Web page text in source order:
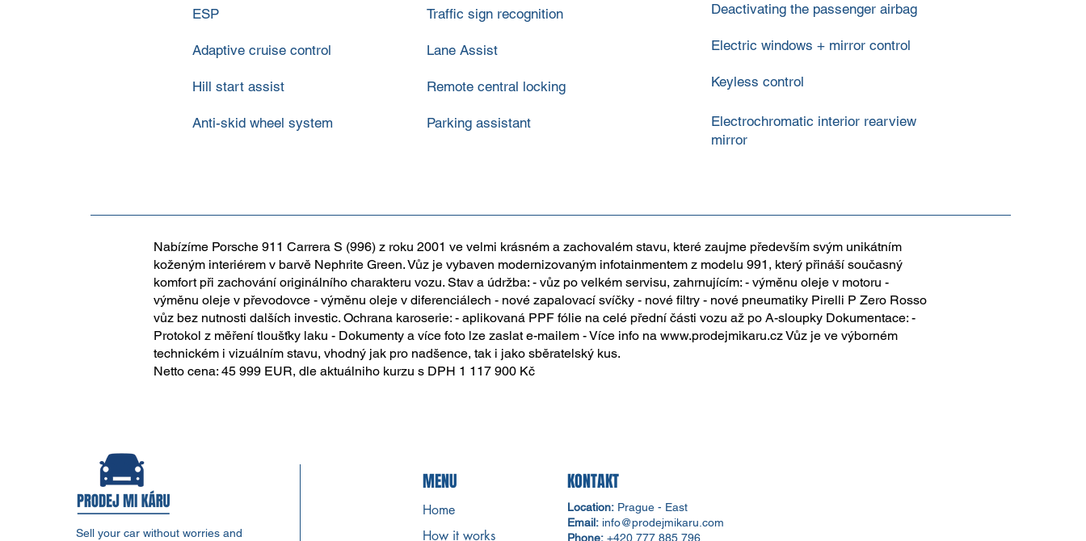
ESP Traffic sign recognition
Adaptive cruise control Lane Assist
Hill start assist Remote central locking
Anti-skid wheel system Parking assistant
Deactivating the passenger airbag
Electric windows + mirror control
Keyless control
Electrochromatic interior rearview
mirror
Nabízíme Porsche 911 Carrera S (996) z roku 2001 ve velmi krásném a zachovalém stavu, které zaujme především svým unikátním
koženým interiérem v barvě Nephrite Green. Vůz je vybaven modernizovaným infotainmentem z modelu 991, který přináší současný
komfort při zachování originálního charakteru vozu. Stav a údržba: - vůz po velkém servisu, zahrnujícím: - výměnu oleje v motoru -
výměnu oleje v převodovce - výměnu oleje v diferenciálech - nové zapalovací svíčky - nové filtry - nové pneumatiky Pirelli P Zero Rosso
vůz bez nutnosti dalších investic. Ochrana karoserie: - aplikovaná PPF fólie na celé přední části vozu až po A-sloupky Dokumentace: -
Protokol z měření tloušťky laku - Dokumenty a více foto lze zaslat e-mailem - Více info na www.prodejmikaru.czVůz je ve výborném
technickém i vizuálním stavu, vhodný jak pro nadšence, tak i jako sběratelský kus.
Netto cena: 45 999 EUR, dle aktuálniho kurzu s DPH 1 117 900 Kč
Sell your car without worries and
MENU
Home
How it works
KONTAKT
Location:Prague - East
Email: info@prodejmikaru.com
Phone:+420 777 885 796